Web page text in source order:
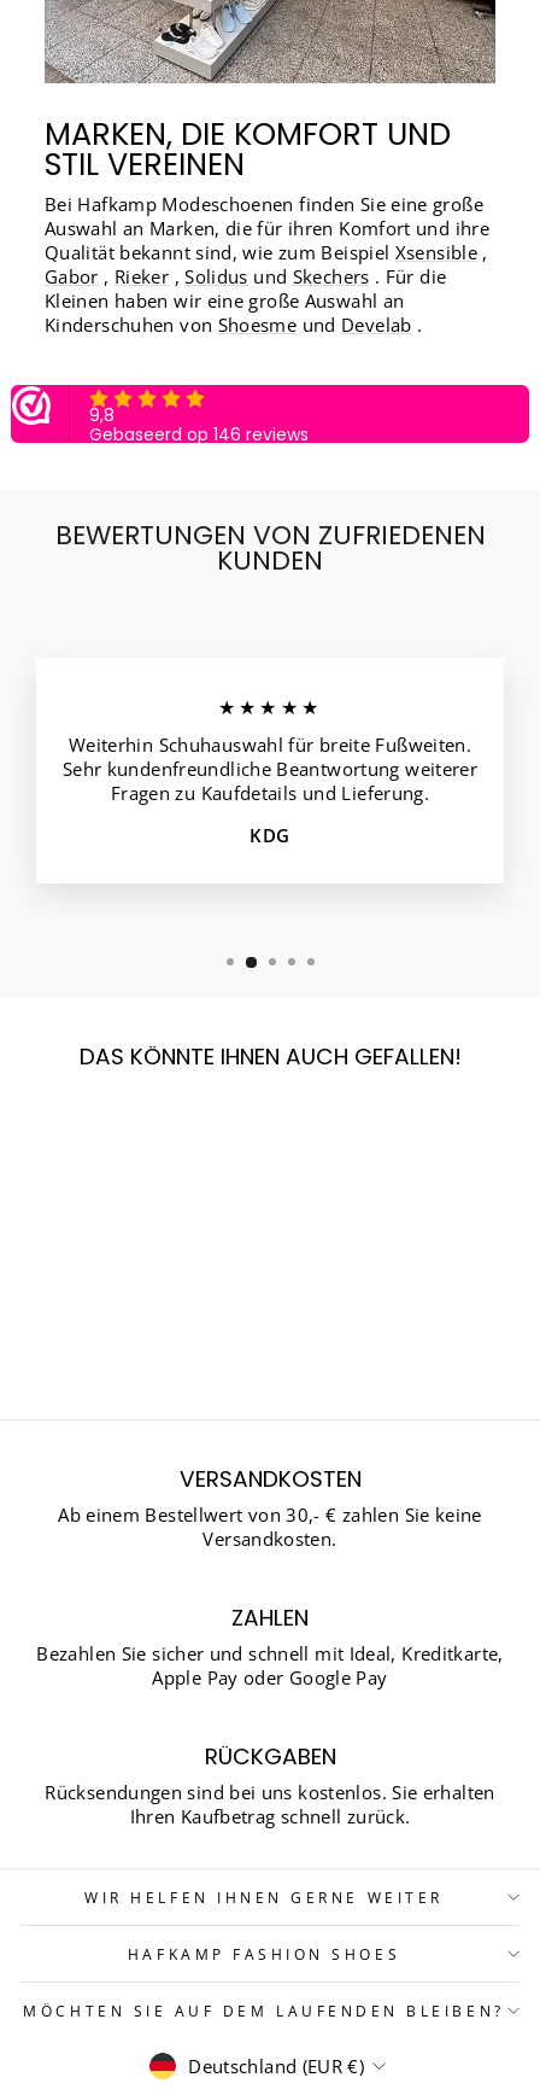
MARKEN, DIE KOMFORT UND
STIL VEREINEN
Bei Hafkamp Modeschoenen finden Sie eine große
Auswahl an Marken, die für ihren Komfort und ihre
Qualität bekannt sind, wie zum Beispiel Xsensible ,
Gabor , Rieker ,Solidus und Skechers . Für die
Kleinen haben wir eine große Auswahl an
Kinderschuhen von Shoesme und Develab .
BEWERTUNGEN VON ZUFRIEDENEN
KUNDEN
★★★★★
Weiterhin Schuhauswahl für breite Fußweiten.
Sehr kundenfreundliche Beantwortung weiterer
Fragen zu Kaufdetails und Lieferung.
KDG
DAS KÖNNTE IHNEN AUCH GEFALLEN!
VERSANDKOSTEN
Ab einem Bestellwert von 30,- € zahlen Sie keine
Versandkosten.
ZAHLEN
Bezahlen Sie sicher und schnell mit Ideal, Kreditkarte,
Apple Pay oder Google Pay
RÜCKGABEN
Rücksendungen sind bei uns kostenlos. Sie erhalten
Ihren Kaufbetrag schnell zurück.
WIR HELFEN IHNEN GERNE WEITER
HAFKAMP FASHION SHOES
MÖCHTEN SIE AUF DEM LAUFENDEN BLEIBEN?
WÄHRUNG
Deutschland (EUR €)